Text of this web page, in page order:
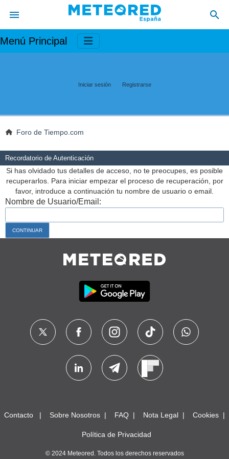
Menú Principal
Iniciar sesión Registrarse
Foro de Tiempo.com
Recordatorio de Autenticación
Si has olvidado tus detalles de acceso, no te preocupes, es posible
recuperarlos. Para iniciar empezar el proceso de recuperación, por
favor, introduce a continuación tu nombre de usuario o email.
Nombre de Usuario/Email:
Contacto Sobre Nosotros FAQ Nota Legal Cookies
Política de Privacidad
© 2024 Meteored. Todos los derechos reservados